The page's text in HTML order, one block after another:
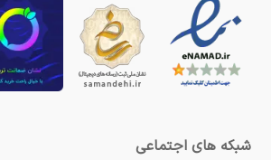
شبکه های اجتماعی